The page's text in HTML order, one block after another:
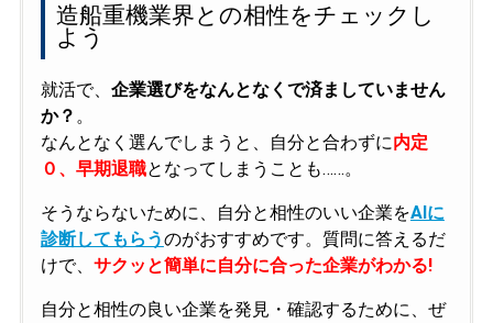
造船重機業界との相性をチェックし
よう
就活で、 企業選びをなんとなくで済ましていません
か？ 。
なんとなく選んでしまうと、自分と合わずに内定
０、早期退職となってしまうことも……。
そうならないために、自分と相性のいい企業をAIに
診断してもらうのがおすすめです。質問に答えるだ
けで、 サクッと簡単に自分に合った企業がわかる!
自分と相性の良い企業を発見・確認するために、ぜ